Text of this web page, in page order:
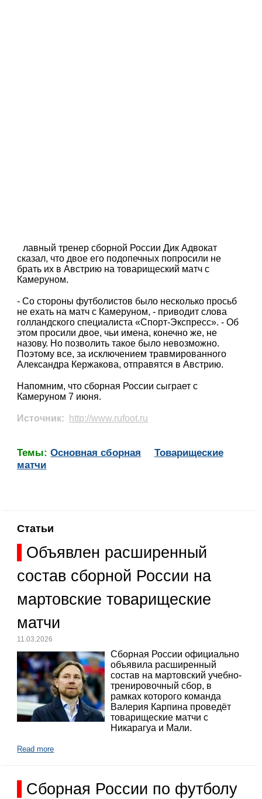
лавный тренер сборной России Дик Адвокат
сказал, что двое его подопечных попросили не
брать их в Австрию на товарищеский матч с
Камеруном.
- Со стороны футболистов было несколько просьб
не ехать на матч с Камеруном, - приводит слова
голландского специалиста «Спорт-Экспресс». - Об
этом просили двое, чьи имена, конечно же, не
назову. Но позволить такое было невозможно.
Поэтому все, за исключением травмированного
Александра Кержакова, отправятся в Австрию.
Напомним, что сборная России сыграет с
Камеруном 7 июня.
Источник: http://www.rufoot.ru
Темы:Основная сборная
Товарищеские
матчи
Статьи
Объявлен расширенный
состав сборной России на
мартовские товарищеские
матчи
11.03.2026
Сборная России официально
объявила расширенный
состав на мартовский учебно-
тренировочный сбор, в
рамках которого команда
Валерия Карпина проведёт
товарищеские матчи с
Никарагуа и Мали.
Read more
Сборная России по футболу